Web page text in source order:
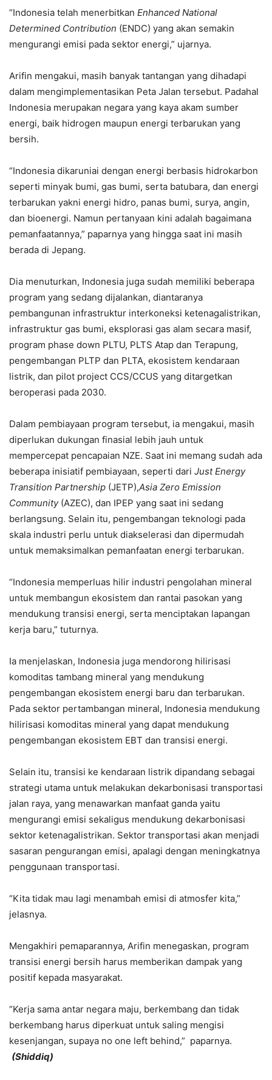
“Indonesia telah menerbitkan Enhanced National
Determined Contribution (ENDC) yang akan semakin
mengurangi emisi pada sektor energi,” ujarnya.
Arifin mengakui, masih banyak tantangan yang dihadapi
dalam mengimplementasikan Peta Jalan tersebut. Padahal
Indonesia merupakan negara yang kaya akam sumber
energi, baik hidrogen maupun energi terbarukan yang
bersih.
“Indonesia dikaruniai dengan energi berbasis hidrokarbon
seperti minyak bumi, gas bumi, serta batubara, dan energi
terbarukan yakni energi hidro, panas bumi, surya, angin,
dan bioenergi. Namun pertanyaan kini adalah bagaimana
pemanfaatannya,” paparnya yang hingga saat ini masih
berada di Jepang.
Dia menuturkan, Indonesia juga sudah memiliki beberapa
program yang sedang dijalankan, diantaranya
pembangunan infrastruktur interkoneksi ketenagalistrikan,
infrastruktur gas bumi, eksplorasi gas alam secara masif,
program phase down PLTU, PLTS Atap dan Terapung,
pengembangan PLTP dan PLTA, ekosistem kendaraan
listrik, dan pilot project CCS/CCUS yang ditargetkan
beroperasi pada 2030.
Dalam pembiayaan program tersebut, ia mengakui, masih
diperlukan dukungan finasial lebih jauh untuk
mempercepat pencapaian NZE. Saat ini memang sudah ada
beberapa inisiatif pembiayaan, seperti dari Just Energy
Transition Partnership (JETP),Asia Zero Emission
Community(AZEC), dan IPEP yang saat ini sedang
berlangsung. Selain itu, pengembangan teknologi pada
skala industri perlu untuk diakselerasi dan dipermudah
untuk memaksimalkan pemanfaatan energi terbarukan.
“Indonesia memperluas hilir industri pengolahan mineral
untuk membangun ekosistem dan rantai pasokan yang
mendukung transisi energi, serta menciptakan lapangan
kerja baru,” tuturnya.
Ia menjelaskan, Indonesia juga mendorong hilirisasi
komoditas tambang mineral yang mendukung
pengembangan ekosistem energi baru dan terbarukan.
Pada sektor pertambangan mineral, Indonesia mendukung
hilirisasi komoditas mineral yang dapat mendukung
pengembangan ekosistem EBT dan transisi energi.
Selain itu, transisi ke kendaraan listrik dipandang sebagai
strategi utama untuk melakukan dekarbonisasi transportasi
jalan raya, yang menawarkan manfaat ganda yaitu
mengurangi emisi sekaligus mendukung dekarbonisasi
sektor ketenagalistrikan. Sektor transportasi akan menjadi
sasaran pengurangan emisi, apalagi dengan meningkatnya
penggunaan transportasi.
“Kita tidak mau lagi menambah emisi di atmosfer kita,”
jelasnya.
Mengakhiri pemaparannya, Arifin menegaskan, program
transisi energi bersih harus memberikan dampak yang
positif kepada masyarakat.
“Kerja sama antar negara maju, berkembang dan tidak
berkembang harus diperkuat untuk saling mengisi
kesenjangan, supaya no one left behind,” paparnya.
(Shiddiq)